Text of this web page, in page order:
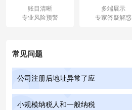
账目清晰
专业风险预警
多端展示
专家答疑解惑
常见问题
公司注册后地址异常了应
小规模纳税人和一般纳税